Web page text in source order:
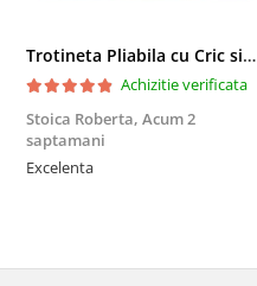
Trotineta Pliabila cu Cric si Maner Reglabil
Achizitie verificata
Stoica Roberta, Acum 2
saptamani
Excelenta